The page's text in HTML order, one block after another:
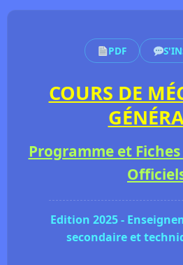
PDF
COURS DE
Programme et
Edition 2025 -
secondaire et